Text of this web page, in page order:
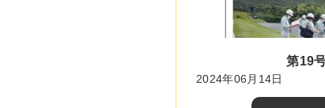
第19
2024年06月14日